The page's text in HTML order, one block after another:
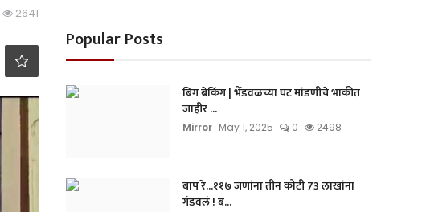
2641
Popular Posts
बिग ब्रेकिंग | भेंडवळच्या घट मांडणीचे भाकीत
जाहीर ...
Mirror May 1, 2025 0 2498
बाप रे...११७ जणांना तीन कोटी 73 लाखांना
गंडवलं ! ब...